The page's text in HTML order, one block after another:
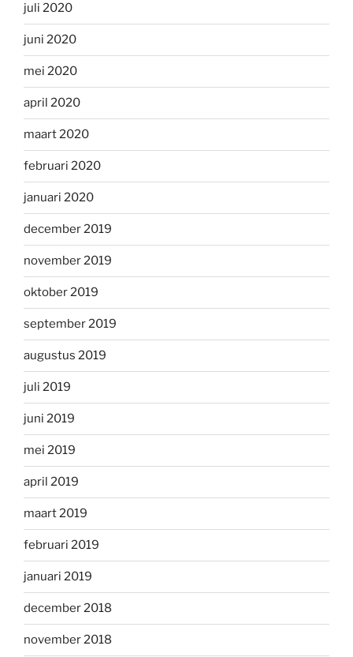
juli 2020
juni 2020
mei 2020
april 2020
maart 2020
februari 2020
januari 2020
december 2019
november 2019
oktober 2019
september 2019
augustus 2019
juli 2019
juni 2019
mei 2019
april 2019
maart 2019
februari 2019
januari 2019
december 2018
november 2018